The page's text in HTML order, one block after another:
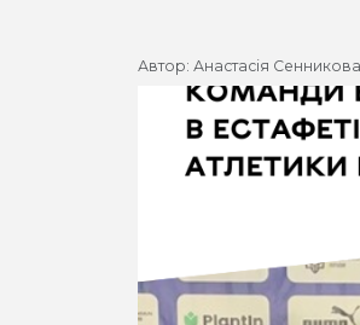
Автор: Анастасія Сенникова